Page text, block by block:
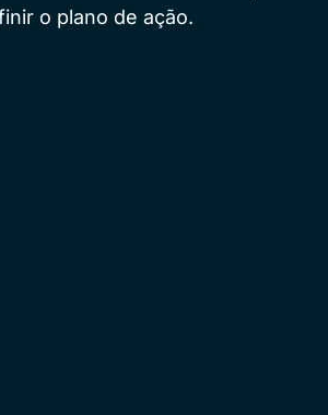
o plano de ação.